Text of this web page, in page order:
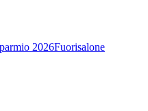
2026Fuorisalone